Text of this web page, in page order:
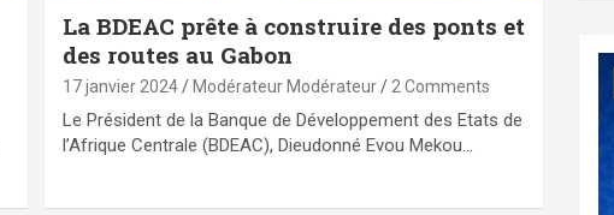
La BDEAC prête à construire des ponts et
des routes au Gabon
17 janvier 2024 Modérateur Modérateur 2 Comments
Le Président de la Banque de Développement des Etats de
l’Afrique Centrale (BDEAC), Dieudonné Evou Mekou…